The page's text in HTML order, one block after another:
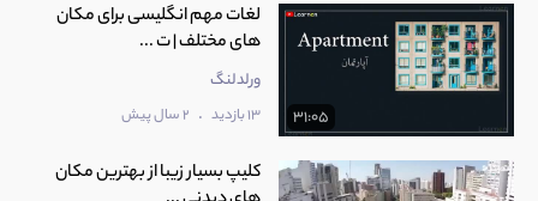
31:05
لغات مهم انگلیسی برای مکان
های مختلف | ت ...
ورلدلنگ
13 بازدید . 2 سال پیش
کلیپ بسیار زیبا از بهترین مکان